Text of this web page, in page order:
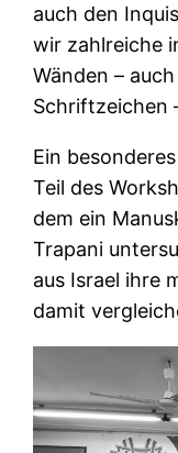
auch den
wir zahlreiche
Wänden –
Schriftzeichen
Ein
Teil des
dem ein
Trapani
aus Israel ihre
damit